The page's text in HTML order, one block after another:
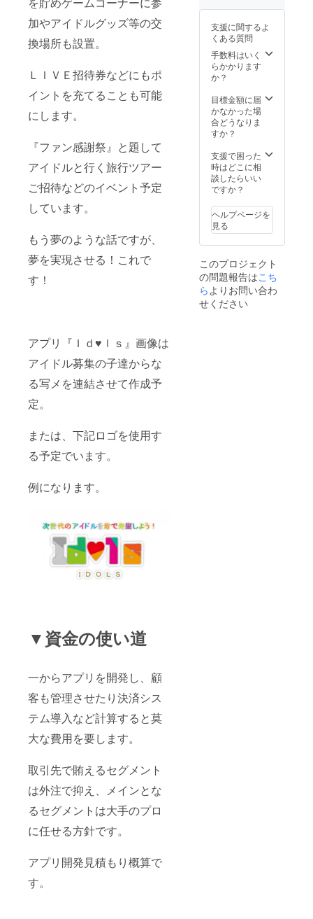
加やアイドルグッズ等の交
換場所も設置。
ＬＩＶＥ招待券などにもポ
イントを充てることも可能
にします。
『ファン感謝祭』と題して
アイドルと行く旅行ツアー
ご招待などのイベント予定
しています。
もう夢のような話ですが、
夢を実現させる！これで
す！
アプリ『Ｉｄ♥ｌｓ』画像は
アイドル募集の子達からな
る写メを連結させて作成予
定。
または、下記ロゴを使用す
る予定でいます。
例になります。
▼資金の使い道
一からアプリを開発し、顧
客も管理させたり決済シス
テム導入など計算すると莫
大な費用を要します。
取引先で賄えるセグメント
は外注で抑え、メインとな
るセグメントは大手のプロ
に任せる方針です。
アプリ開発見積もり概算で
す。
支援に関するよ
くある質問
手数料はいく
らかかります
か？
目標金額に届
かなかった場
合どうなりま
すか？
支援で困った
時はどこに相
談したらいい
ですか？
ヘルプページを
見る
このプロジェクト
の問題報告はこち
ら よりお問い合わ
せください